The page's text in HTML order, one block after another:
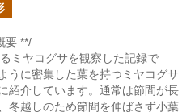
要 **/
ミヤコグサを観察した記録で
うに密集した葉を持つミヤコグサ
紹介しています。通常は節間が長
冬越しのため節間を伸ばさず小葉